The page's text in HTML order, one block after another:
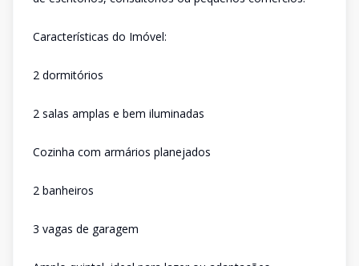
Características do Imóvel:
2 dormitórios
2 salas amplas e bem iluminadas
Cozinha com armários planejados
2 banheiros
3 vagas de garagem